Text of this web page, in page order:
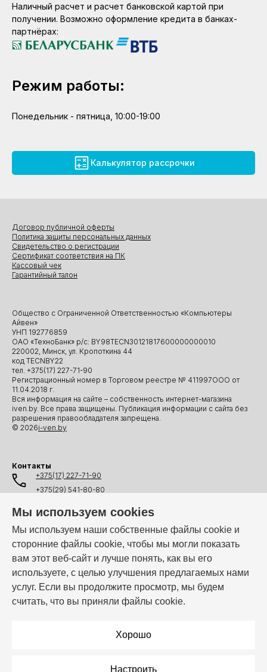
Мы используем cookies
Мы используем наши собственные файлы cookie и
сторонние файлы cookie, чтобы мы могли показать
вам этот веб-сайт и лучше понять, как вы его
используете, с целью улучшения предлагаемых нами
услуг. Если вы продолжите просмотр, мы будем
считать, что вы приняли файлы cookie.
Хорошо
Настроить
Наличный расчет и расчет банковской картой при
получении. Возможно оформление кредита в банках-
партнёрах:
Режим работы:
Понедельник - пятница, 10:00-19:00
Калькулятор рассрочки
Общество с Ограниченной Ответственностью «Компьютеры
Айвен»
УНП 192776859
ОАО «ТехноБанк» р/с: BY98TECN30121817600000000010
220002, Минск, ул. Кропоткина 44
код TECNBY22
тел. +375(17) 227-71-90
Регистрационный номер в Торговом реестре № 411997ООО от
11.04.2018 г.
Вся информация на сайте – собственность интернет-магазина
iven.by. Все права защищены. Публикация информации с сайта без
разрешения правообладателя запрещена.
© 2026i-ven.by
Договор публичной оферты
Политика защиты персональных данных
Свидетельство о регистрации
Сертификат соответствия на ПК
Кассовый чек
Гарантийный талон
Контакты
+375(17) 227-71-90
+375(29) 541-80-80
+375(44) 541-80-80
info@i-ven.by
Мы в мессенджерах:
Режим работы: Пн–Пт: 10:00 – 19:00